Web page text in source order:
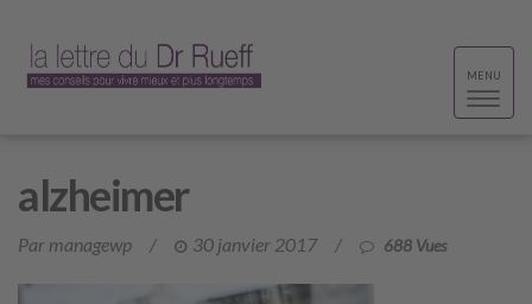
Toggle
MENU
alzheimer
Par managewp / 30 janvier 2017 / 688 Vues